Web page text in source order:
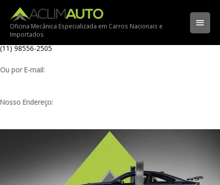
para
conteúdo
Oficina Mecânica Especializada em Carros Nacionais e
Importados
Ligue para nossa oficina:
(11) 3341-3969
Ligue pelo nosso WhatsApp:
(11) 98556-2505
Ou por E-mail:
Nosso Endereço: